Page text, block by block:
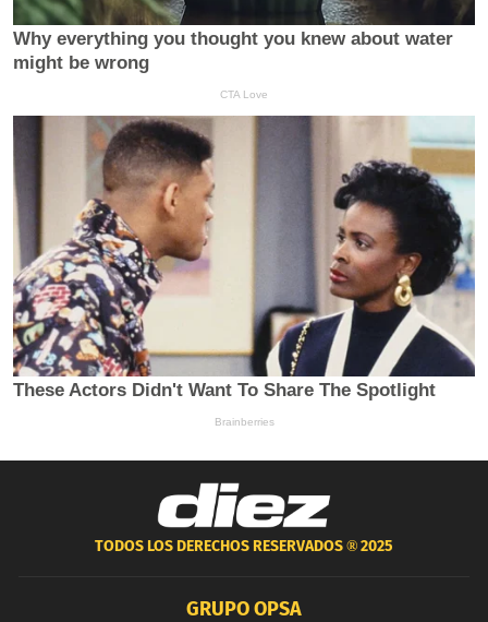
TODOS LOS DERECHOS RESERVADOS ®2025
GRUPO OPSA